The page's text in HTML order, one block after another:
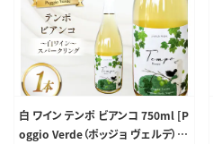
白 ワイン テンポ ビアンコ 750ml [P
oggio Verde（ポッジョ ヴェルデ）